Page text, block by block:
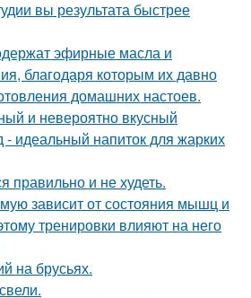
вы результата быстрее
эфирные масла и
благодаря которым их давно
домашних настоев.
и невероятно вкусный
- идеальный напиток для жарких
правильно и не худеть.
зависит от состояния мышц и
тренировки влияют на него
на брусьях.